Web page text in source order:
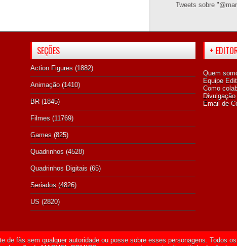
Tweets sobre
SEÇÕES
Action Figures (1882)
Animação (1410)
BR (1845)
Filmes (11769)
Games (825)
Quadrinhos (4528)
Quadrinhos Digitais (65)
Seriados (4826)
US (2820)
+
Quem
Equipe
Como
Email de
de fãs sem qualquer autoridade ou posse sobre esses personagens. Todos